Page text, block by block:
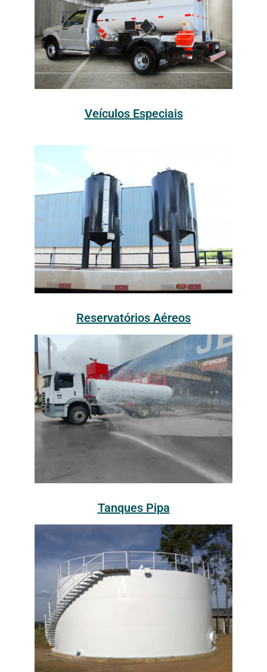
Veículos Especiais
Reservatórios Aéreos
Tanques Pipa